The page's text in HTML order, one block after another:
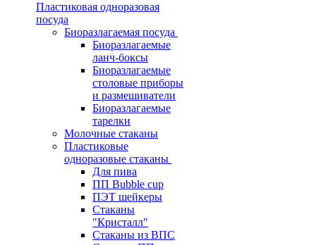
Пластиковая одноразовая
посуда
Биоразлагаемая посуда
Биоразлагаемые
ланч-боксы
Биоразлагаемые
столовые приборы
и размешиватели
Биоразлагаемые
тарелки
Молочные стаканы
Пластиковые
одноразовые стаканы
Для пива
ПП Bubble cup
ПЭТ шейкеры
Стаканы
"Кристалл"
Стаканы из ВПС